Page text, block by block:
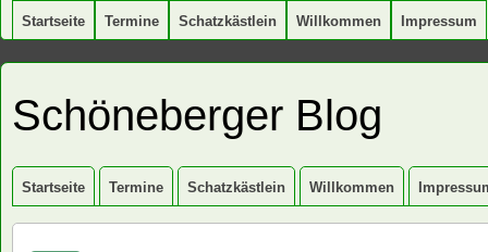
Startseite Termine Schatzkästlein Willkommen Impressum
Schöneberger Blog
Startseite Termine Schatzkästlein Willkommen